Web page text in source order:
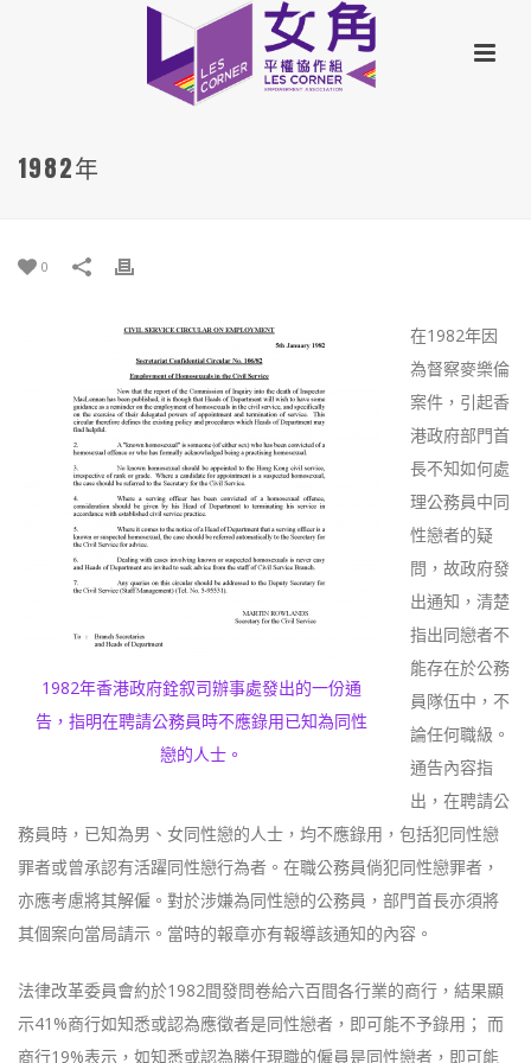
1982年
0
1982年香港政府銓叙司辦事處發出的一份通
告，指明在聘請公務員時不應錄用已知為同性
戀的人士。
在1982年因
為督察麥樂倫
案件，引起香
港政府部門首
長不知如何處
理公務員中同
性戀者的疑
問，故政府發
出通知，清楚
指出同戀者不
能存在於公務
員隊伍中，不
論任何職級。
通告內容指
出，在聘請公
務員時，已知為男、女同性戀的人士，均不應錄用，包括犯同性戀
罪者或曾承認有活躍同性戀行為者。在職公務員倘犯同性戀罪者，
亦應考慮將其解僱。對於涉嫌為同性戀的公務員，部門首長亦須將
其個案向當局請示。當時的報章亦有報導該通知的內容。
法律改革委員會約於1982間發問卷給六百間各行業的商行，結果顯
示41%商行如知悉或認為應徵者是同性戀者，即可能不予錄用； 而
商行19%表示，如知悉或認為勝任現職的僱員是同性戀者，即可能